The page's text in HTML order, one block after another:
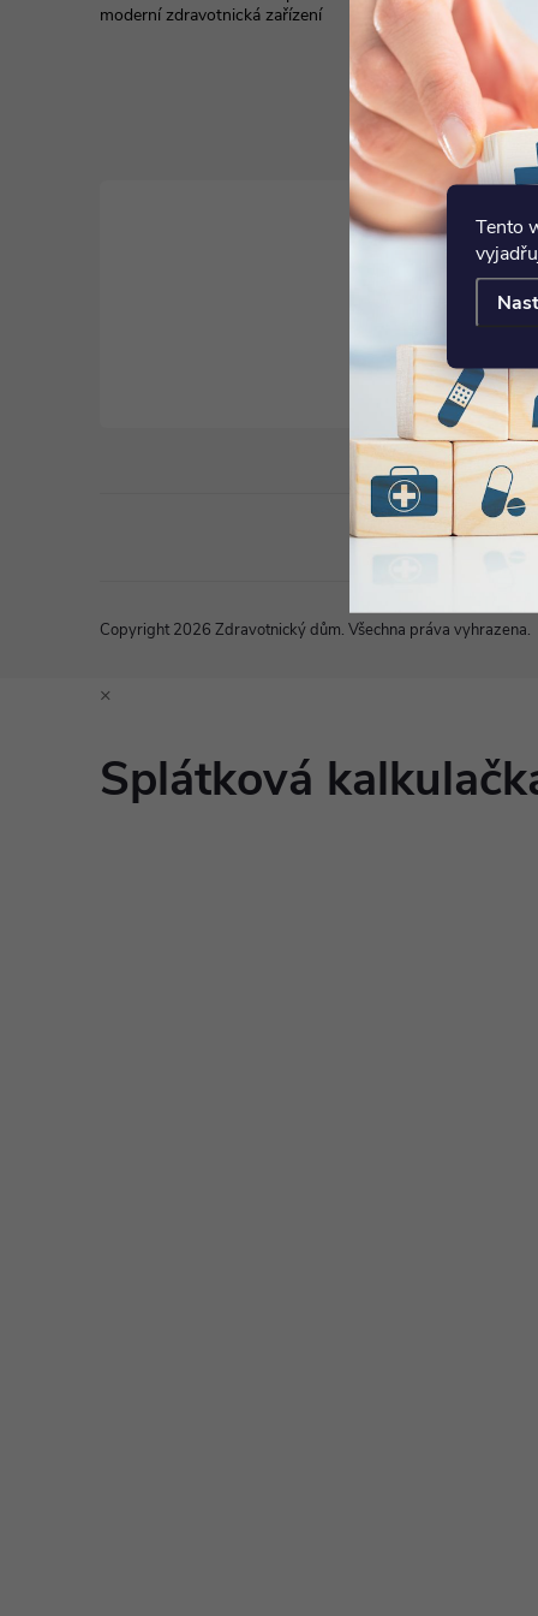
Tento
moderní zdravotnická zařízení
Prohlášení o
Showroom
Uplatnění
zdravotní
obchod
+420 725
Copyright 2026 Zdravotnický dům. Všechna práva vyhrazena.
×
Splátková